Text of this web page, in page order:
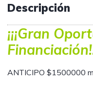
Descripción
¡¡¡Gran
ANTICIPO $1500000